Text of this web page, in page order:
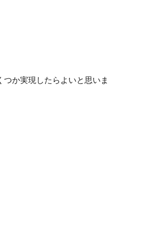
か実現したらよいと思いま